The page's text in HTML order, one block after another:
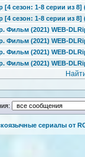
[4 сезон: 1-8 серии из 8]
[4 сезон: 1-8 серии из 8]
Фильм (2021) WEB-
Фильм (2021) WEB-
Фильм (2021) WEB-
Фильм (2021) WEB-
сериалы от